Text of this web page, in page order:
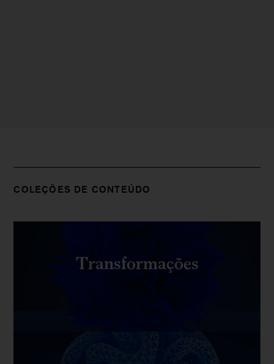
COLEÇÕES DE CONTEÚDO
Transformações